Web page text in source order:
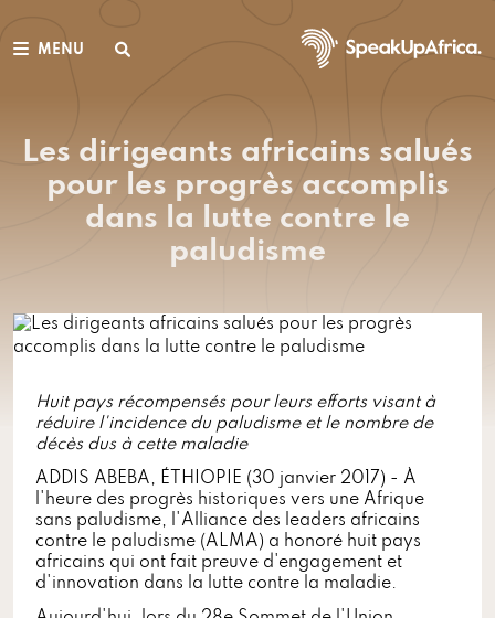
MENU
Les dirigeants africains salués
pour les progrès accomplis
dans la lutte contre le
paludisme
Huit pays récompensés pour leurs efforts visant à
réduire l'incidence du paludisme et le nombre de
décès dus à cette maladie
ADDIS ABEBA, ÉTHIOPIE (30 janvier 2017) - À
l'heure des progrès historiques vers une Afrique
sans paludisme, l'Alliance des leaders africains
contre le paludisme (ALMA) a honoré huit pays
africains qui ont fait preuve d'engagement et
d'innovation dans la lutte contre la maladie.